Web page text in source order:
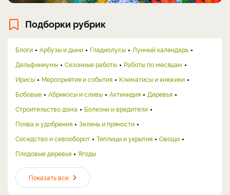
Подборки рубрик
Блоги Арбузы и дыни Гладиолусы
Лунный календарь
Дельфиниумы
Сезонные работы
Работы по месяцам
Ирисы
Мероприятия и события
Клематисы и княжики
Бобовые
Абрикосы и сливы Актинидия
Деревья
Строительство дома
Болезни и вредители
Почва и удобрения
Зелень и пряности
Соседство и севооборот
Теплицы и укрытия
Овощи
Плодовые деревья
Ягоды
Показать все